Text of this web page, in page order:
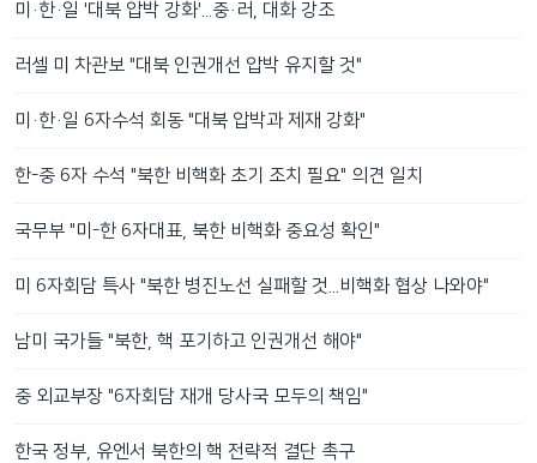
미·한·일 '대북 압박 강화'...중·러, 대화 강조
러셀 미 차관보 "대북 인권개선 압박 유지할 것"
미·한·일 6자수석 회동 "대북 압박과 제재 강화"
한-중 6자 수석 "북한 비핵화 초기 조치 필요" 의견 일치
국무부 "미-한 6자대표, 북한 비핵화 중요성 확인"
미 6자회담 특사 "북한 병진노선 실패할 것...비핵화 협상 나와야"
남미 국가들 "북한, 핵 포기하고 인권개선 해야"
중 외교부장 "6자회담 재개 당사국 모두의 책임"
한국 정부, 유엔서 북한의 핵 전략적 결단 촉구